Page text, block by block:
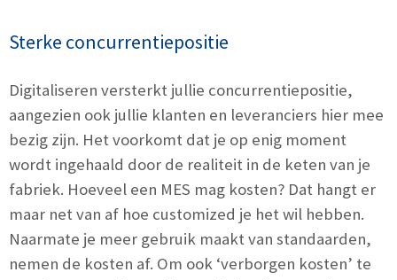
Sterke concurrentiepositie
Digitaliseren versterkt jullie concurrentiepositie,
aangezien ook jullie klanten en leveranciers hier mee
bezig zijn. Het voorkomt dat je op enig moment
wordt ingehaald door de realiteit in de keten van je
fabriek. Hoeveel een MES mag kosten? Dat hangt er
maar net van af hoe customized je het wil hebben.
Naarmate je meer gebruik maakt van standaarden,
nemen de kosten af. Om ook ‘verborgen kosten’ te